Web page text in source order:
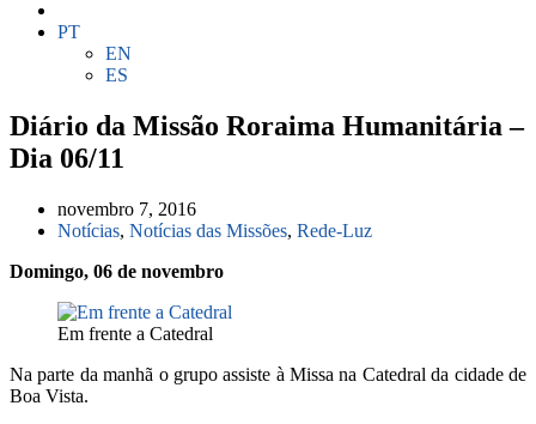
PT
EN
ES
Diário da Missão Roraima Humanitária –
Dia 06/11
novembro 7, 2016
Notícias, Notícias das Missões, Rede-Luz
Domingo, 06 de novembro
Em frente a Catedral
Na parte da manhã o grupo assiste à Missa na Catedral da cidade de
Boa Vista.